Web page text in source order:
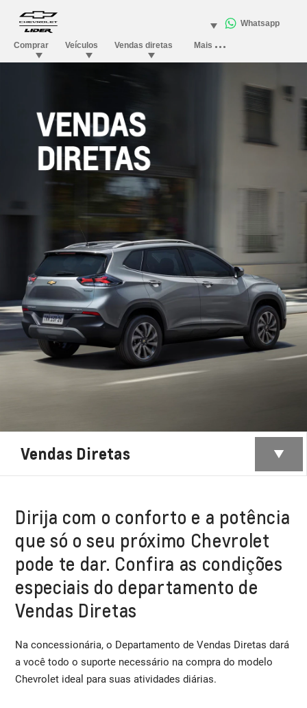
Vendas Diretas
Dirija com o conforto e a potência
que só o seu próximo Chevrolet
pode te dar. Confira as condições
especiais do departamento de
Vendas Diretas
Na concessionária, o Departamento de Vendas Diretas dará
a você todo o suporte necessário na compra do modelo
Chevrolet ideal para suas atividades diárias.